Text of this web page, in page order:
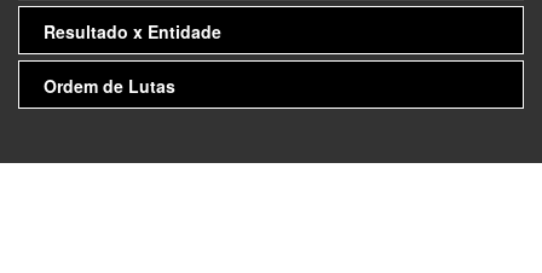
Resultado x Entidade
Ordem de Lutas